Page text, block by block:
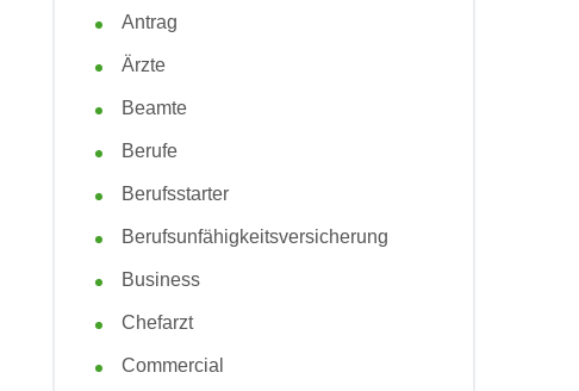
Antrag
Ärzte
Beamte
Berufe
Berufsstarter
Berufsunfähigkeitsversicherung
Business
Chefarzt
Commercial